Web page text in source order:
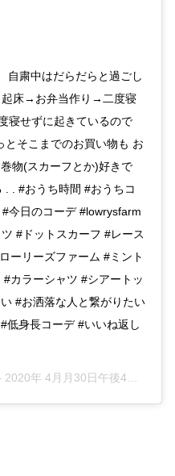
自粛中はだらだらと過ごし
起床→お弁当作り→二度寝
寝せずに起きているので
そこまでのお買い物も お
物(スカーフとか)好きで
. . #おうち時間 #おうちコ
今日のコーデ #lowrysfarm
#ドットスカーフ #レース
ーリーズファーム #ミント
カラーシャツ #シアートッ
#お洒落な人と繋がりたい
低身長コーデ #いいね返し
2020年 4月月30日午後4時48分PDT